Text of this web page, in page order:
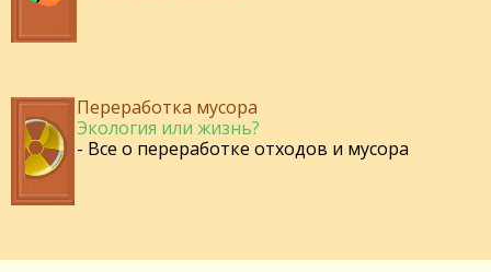
Переработка мусора
Экология или жизнь?
- Все о переработке отходов и мусора